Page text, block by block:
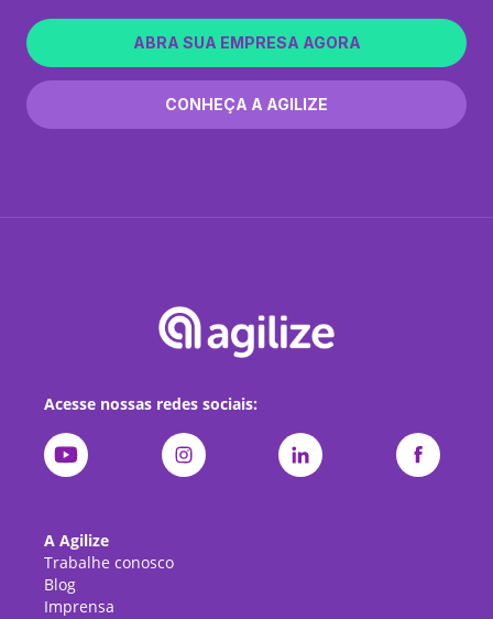
ABRA SUA EMPRESA AGORA
CONHEÇA A AGILIZE
Acesse nossas redes sociais:
A Agilize
Trabalhe conosco
Blog
Imprensa